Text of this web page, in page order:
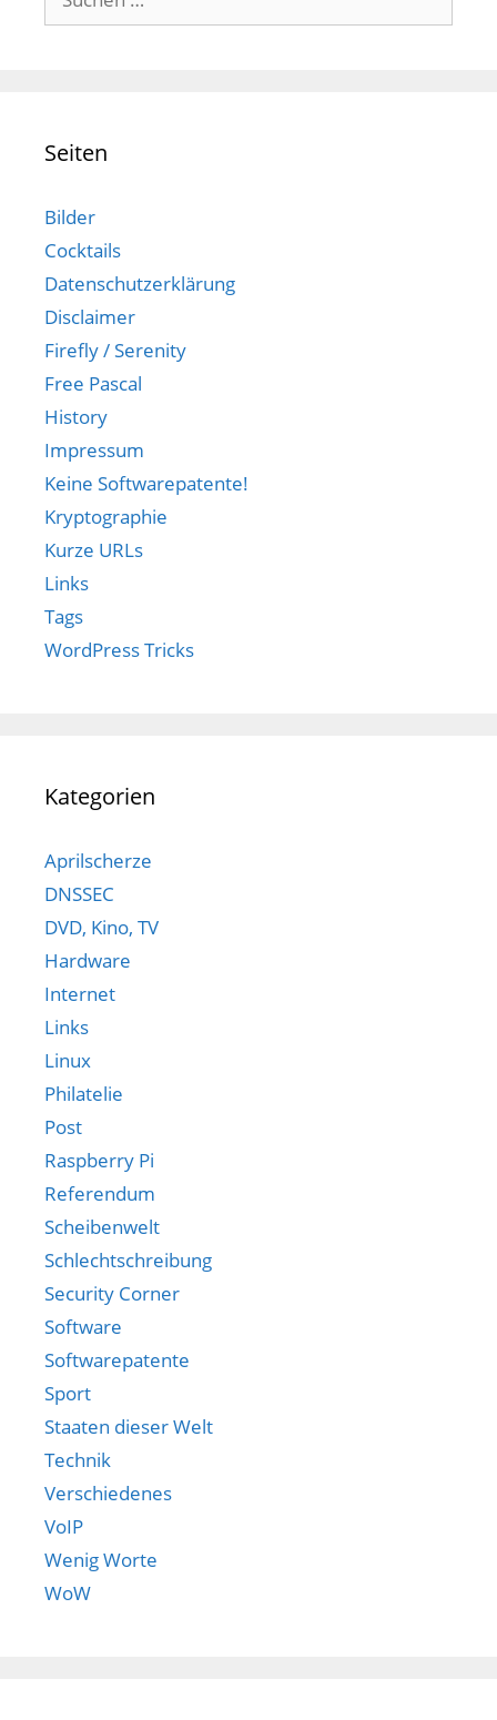
nach:
Seiten
Bilder
Cocktails
Datenschutzerklärung
Disclaimer
Firefly / Serenity
Free Pascal
History
Impressum
Keine Softwarepatente!
Kryptographie
Kurze URLs
Links
Tags
WordPress Tricks
Kategorien
Aprilscherze
DNSSEC
DVD, Kino, TV
Hardware
Internet
Links
Linux
Philatelie
Post
Raspberry Pi
Referendum
Scheibenwelt
Schlechtschreibung
Security Corner
Software
Softwarepatente
Sport
Staaten dieser Welt
Technik
Verschiedenes
VoIP
Wenig Worte
WoW